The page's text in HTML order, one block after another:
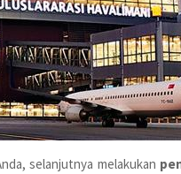
selanjutnya melakukan